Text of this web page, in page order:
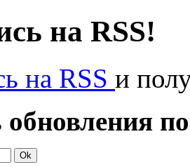
на RSS!
на RSS и